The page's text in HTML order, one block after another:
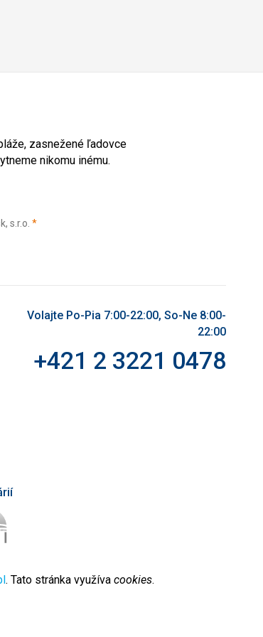
zasnežené ľadovce
nikomu inému.
s.r.o. *(povinné)
Volajte Po-Pia 7:00-22:00, So-Ne 8:00-
22:00
+421 2 3221 0478
. Tato stránka využíva cookies.